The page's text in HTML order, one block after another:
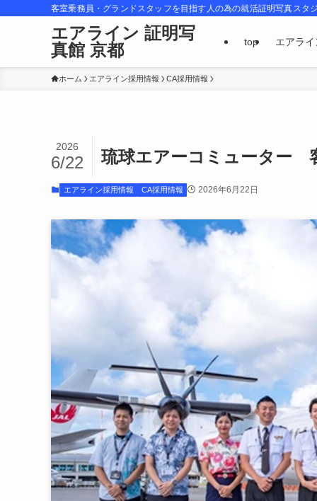
客室乗務員・グランドスタッフを目指す人の為の就活証明写真スタ
エアライン 証明写
真館 京都
top エアラ
ホーム エアライン採用情報 CA採用情報
琉球エアーコミューター
2026
6/22
エアライン採用情報 CA採用情報 2026年6月22日